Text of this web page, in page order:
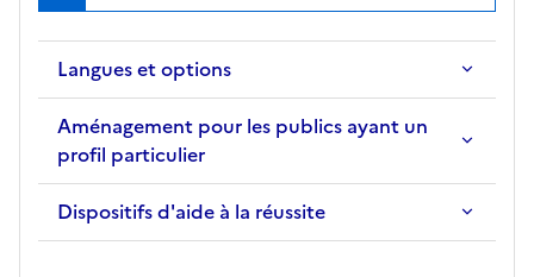
Langues et options
Aménagement pour les publics ayant un
profil particulier
Dispositifs d'aide à la réussite